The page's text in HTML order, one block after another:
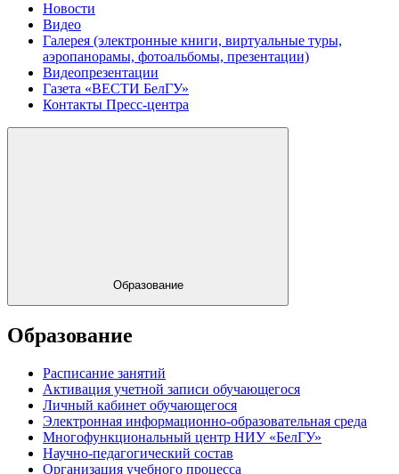
Новости
Видео
Галерея (электронные книги, виртуальные туры,
аэропанорамы, фотоальбомы, презентации)
Видеопрезентации
Газета «ВЕСТИ БелГУ»
Контакты Пресс-центра
Образование
Образование
Расписание занятий
Активация учетной записи обучающегося
Личный кабинет обучающегося
Электронная информационно-образовательная среда
Многофункциональный центр НИУ «БелГУ»
Научно-педагогический состав
Организация учебного процесса